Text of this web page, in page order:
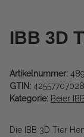
IBB 3D
Artikelnummer:
GTIN:
Kategorie: Beier
Die IBB 3D Tier